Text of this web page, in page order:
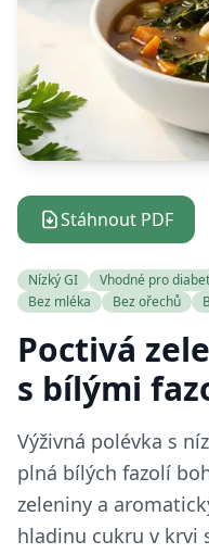
Stáhnout PDF
Nízký GI Vhodné pro
Bez mléka
Bez ořechů
Poctivá
s bílými
Výživná polévka s
plná bílých fazolí
zeleniny a
hladinu cukru v krvi